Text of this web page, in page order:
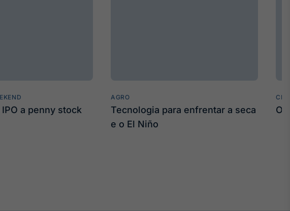
a penny stock
AGRO
Tecnologia para enfrentar a seca
e o El Niño
O